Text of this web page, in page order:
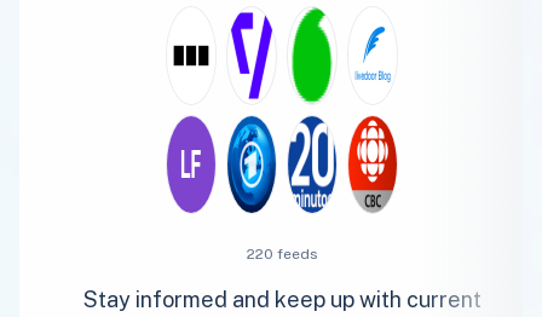
220 feeds
Stay informed and keep up with current